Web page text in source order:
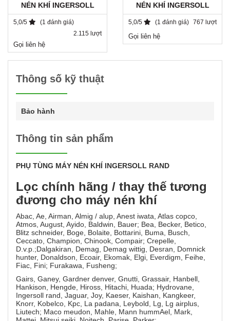
NÉN KHÍ INGERSOLL
RAND / 22219174 / DB
2525
5,0/5
(1 đánh giá)
2.115 lượt
Gọi liên hệ
NÉN KHÍ INGERSOLL
RAND 39890660 /
AY1025.11080/V1
5,0/5 (1 đánh giá) 767 lượt
Gọi liên hệ
Thông số kỹ thuật
Bảo hành
Thông tin sản phẩm
PHỤ TÙNG MÁY NÉN KHÍ INGERSOLL RAND
Lọc chính hãng / thay thế tương
đương cho máy nén khí
Abac, Ae, Airman, Almig / alup, Anest iwata, Atlas copco,
Atmos, August, Ayido, Baldwin, Bauer; Bea, Becker, Betico,
Blitz schneider, Boge, Bolaite, Bottarini, Buma, Busch,
Ceccato, Champion, Chinook, Compair; Crepelle,
D.v.p.;Dalgakiran, Demag, Demag wittig, Desran, Domnick
hunter, Donaldson, Ecoair, Ekomak, Elgi, Everdigm, Feihe,
Fiac, Fini; Furakawa, Fusheng;
Gairs, Ganey, Gardner denver, Gnutti, Grassair, Hanbell,
Hankison, Hengde, Hiross, Hitachi, Huada; Hydrovane,
Ingersoll rand, Jaguar, Joy, Kaeser, Kaishan, Kangkeer,
Knorr, Kobelco, Kpc, La padana, Leybold, Lg, Lg airplus,
Liutech; Maco meudon, Mahle, Mann hummAel, Mark,